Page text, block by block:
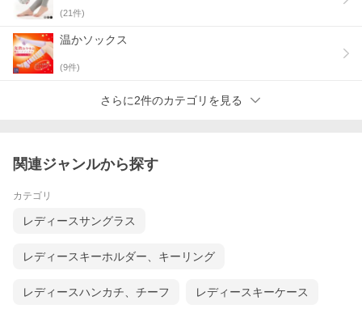
(21件)
温かソックス
(9件)
さらに2件のカテゴリを見る
関連ジャンルから探す
カテゴリ
レディースサングラス
レディースキーホルダー、キーリング
レディースハンカチ、チーフ レディースキーケース